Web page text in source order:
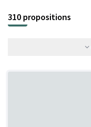
310 propositions